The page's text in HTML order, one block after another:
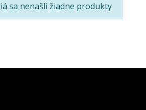
sa nenašli žiadne produkty